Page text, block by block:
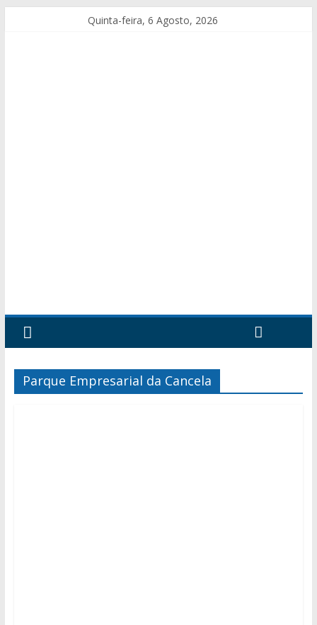
Quinta-feira, 6 Agosto, 2026
Parque Empresarial da Cancela